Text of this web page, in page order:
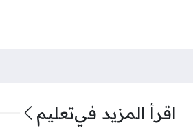
اقرأ المزيد فيتعليم